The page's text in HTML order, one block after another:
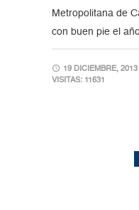
Metropolitana de
con buen pie el
19 DICIEMBRE, 2013
VISITAS: 11631